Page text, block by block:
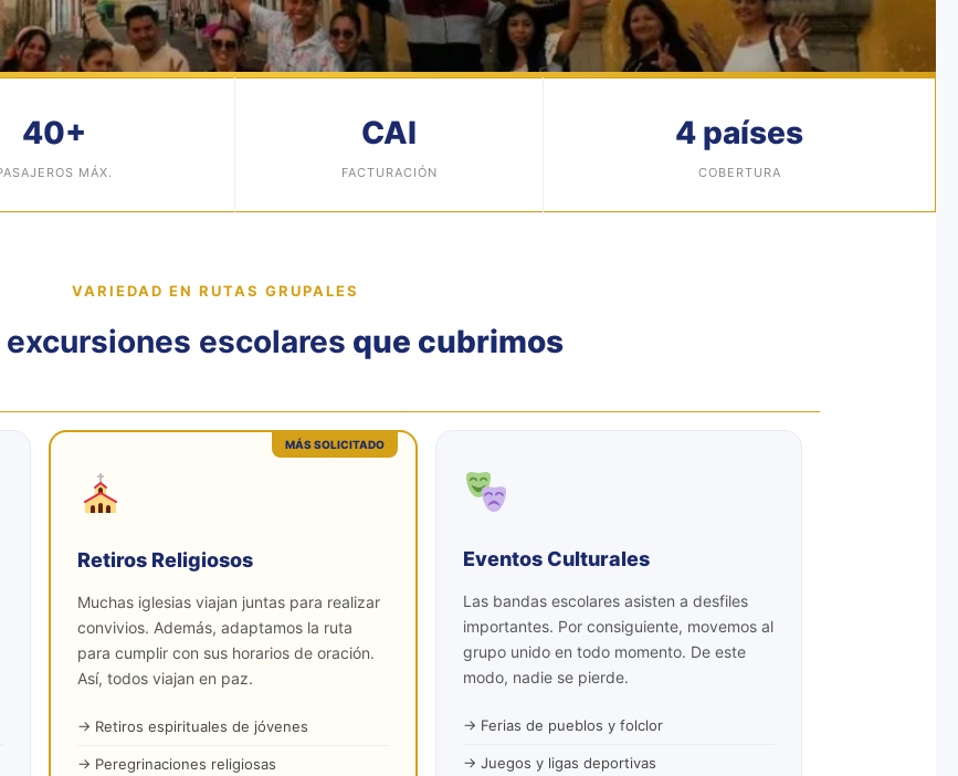
· CULTURAL
y Religiosas
viaje seguro para sus alumnos. Por
puntualidad y tranquilidad de
40+
MÁX.
CAI
FACTURACIÓN
4 países
COBERTURA
VARIEDAD EN RUTAS GRUPALES
excursiones escolares que cubrimos
MÁS SOLICITADO
Retiros Religiosos
Muchas iglesias viajan juntas para realizar
convivios. Además, adaptamos la ruta
para cumplir con sus horarios de oración.
Así, todos viajan en paz.
→ Retiros espirituales de jóvenes
→ Peregrinaciones religiosas
Eventos Culturales
Las bandas escolares asisten a desfiles
importantes. Por consiguiente, movemos al
grupo unido en todo momento. De este
modo, nadie se pierde.
→ Ferias de pueblos y folclor
→ Juegos y ligas deportivas